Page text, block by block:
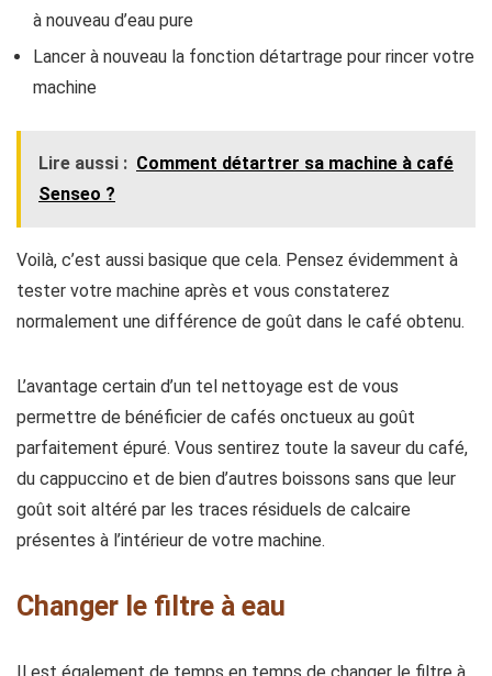
à nouveau d’eau pure
Lancer à nouveau la fonction détartrage pour rincer votre
machine
Lire aussi : Comment détartrer sa machine à café
Senseo ?
Voilà, c’est aussi basique que cela. Pensez évidemment à
tester votre machine après et vous constaterez
normalement une différence de goût dans le café obtenu.
L’avantage certain d’un tel nettoyage est de vous
permettre de bénéficier de cafés onctueux au goût
parfaitement épuré. Vous sentirez toute la saveur du café,
du cappuccino et de bien d’autres boissons sans que leur
goût soit altéré par les traces résiduels de calcaire
présentes à l’intérieur de votre machine.
Changer le filtre à eau